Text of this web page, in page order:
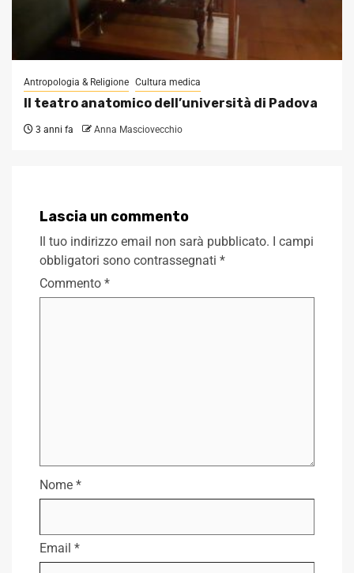
Antropologia & Religione Cultura medica
Il teatro anatomico dell’università di Padova
3 anni fa Anna Masciovecchio
Lascia un commento
Il tuo indirizzo email non sarà pubblicato.
I campi
obbligatori sono contrassegnati *
Commento *
Nome *
Email *